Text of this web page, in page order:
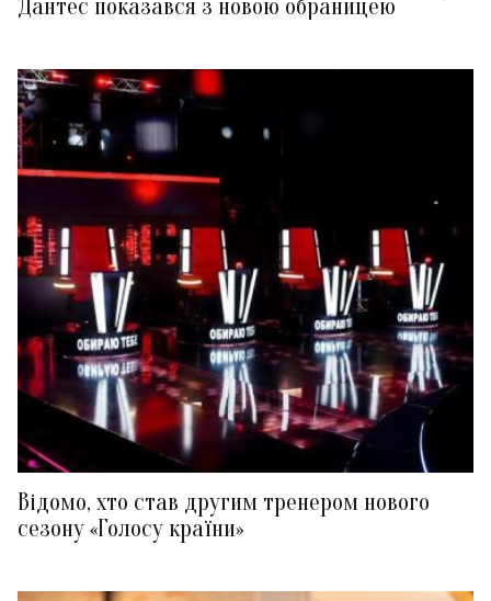
Дантес показався з новою обраницею
Відомо, хто став другим тренером нового
сезону «Голосу країни»